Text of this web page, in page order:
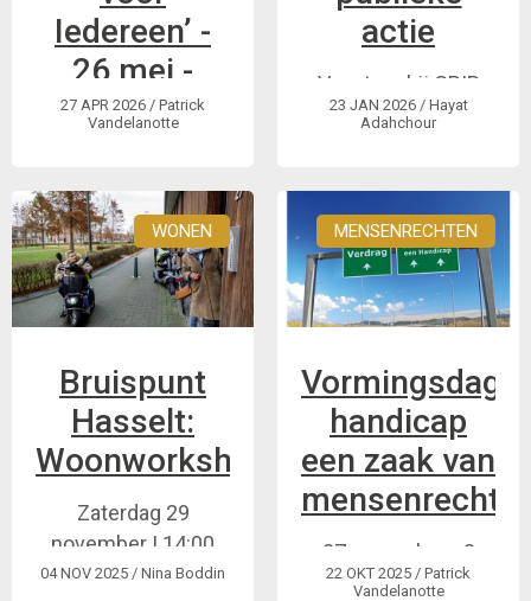
Iedereen’ -
26 mei -
bruispunt
Brugge
Info en
gespreksavond
27 APR 2026 / Patrick
Vandelanotte
actie
Vacature bij GRIP
vzw
23 JAN 2026/ Hayat
Adahchour
WONEN
Bruispunt
Hasselt:
Woonworkshop
Zaterdag 29
november | 14:00
-17:00
04 NOV 2025 / Nina Boddin
MENSENRECHTEN
Vormingsdag:
handicap
een zaak van
27 november - 3
vormingen over het
22 OKT 2025 / Patrick
Vandelanotte